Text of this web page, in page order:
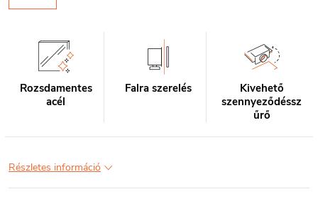
Rozsdamentes
acél
Falra szerelés
Kivehető
szennyeződéssz
űrő
Részletes információ